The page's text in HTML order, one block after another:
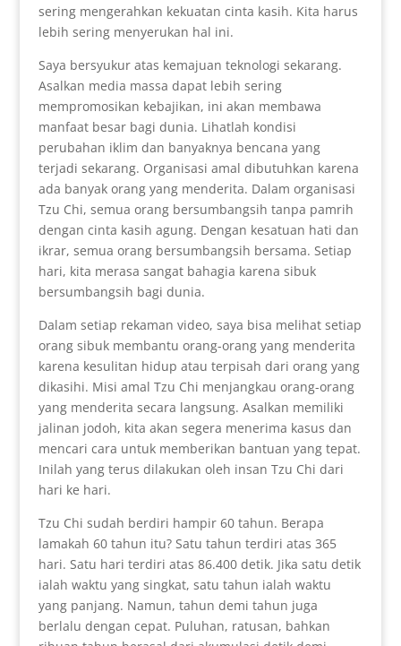
sering mengerahkan kekuatan cinta kasih. Kita harus
lebih sering menyerukan hal ini.
Saya bersyukur atas kemajuan teknologi sekarang.
Asalkan media massa dapat lebih sering
mempromosikan kebajikan, ini akan membawa
manfaat besar bagi dunia. Lihatlah kondisi
perubahan iklim dan banyaknya bencana yang
terjadi sekarang. Organisasi amal dibutuhkan karena
ada banyak orang yang menderita. Dalam organisasi
Tzu Chi, semua orang bersumbangsih tanpa pamrih
dengan cinta kasih agung. Dengan kesatuan hati dan
ikrar, semua orang bersumbangsih bersama. Setiap
hari, kita merasa sangat bahagia karena sibuk
bersumbangsih bagi dunia.
Dalam setiap rekaman video, saya bisa melihat setiap
orang sibuk membantu orang-orang yang menderita
karena kesulitan hidup atau terpisah dari orang yang
dikasihi. Misi amal Tzu Chi menjangkau orang-orang
yang menderita secara langsung. Asalkan memiliki
jalinan jodoh, kita akan segera menerima kasus dan
mencari cara untuk memberikan bantuan yang tepat.
Inilah yang terus dilakukan oleh insan Tzu Chi dari
hari ke hari.
Tzu Chi sudah berdiri hampir 60 tahun. Berapa
lamakah 60 tahun itu? Satu tahun terdiri atas 365
hari. Satu hari terdiri atas 86.400 detik. Jika satu detik
ialah waktu yang singkat, satu tahun ialah waktu
yang panjang. Namun, tahun demi tahun juga
berlalu dengan cepat. Puluhan, ratusan, bahkan